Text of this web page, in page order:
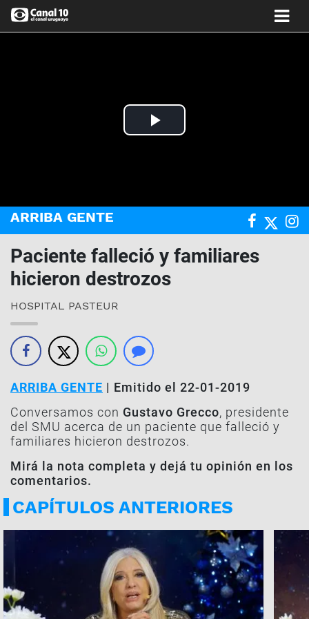
Play
ARRIBA GENTE
Paciente falleció y familiares
hicieron destrozos
HOSPITAL PASTEUR
ARRIBA GENTE | Emitido el 22-01-2019
Conversamos con Gustavo Grecco, presidente
del SMU acerca de un paciente que falleció y
familiares hicieron destrozos.
Mirá la nota completa y dejá tu opinión en los
comentarios.
CAPÍTULOS ANTERIORES